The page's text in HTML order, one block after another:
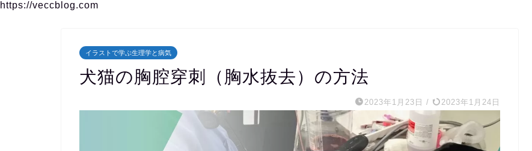
https://veccblog.com
イラストで学ぶ生理学と病気
犬猫の胸腔穿刺（胸水抜去）の方法
2023年1月23日 / 2023年1月24日